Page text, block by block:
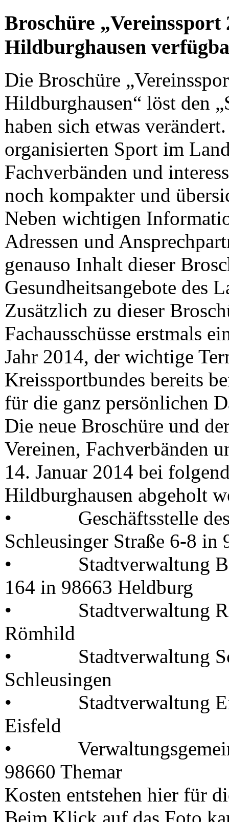
Broschüre
Hildburghausen
Die Broschüre
Hildburghausen“ löst den
haben sich etwas
organisierten Sport im
Fachverbänden und
noch kompakter und
Neben wichtigen
Adressen und
genauso Inhalt dieser
Gesundheitsangebote des
Zusätzlich zu dieser
Fachausschüsse erstmals
Jahr 2014, der wichtige
Kreissportbundes bereits
für die ganz persönlichen
Die neue Broschüre und
Vereinen, Fachverbänden
14. Januar 2014 bei
Hildburghausen abgeholt
• Geschäftsstelle des
Schleusinger Straße 6-8 in
• Stadtverwaltung Bad
164 in 98663 Heldburg
• Stadtverwaltung
Römhild
• Stadtverwaltung
Schleusingen
• Stadtverwaltung
Eisfeld
•
98660 Themar
Kosten entstehen hier für